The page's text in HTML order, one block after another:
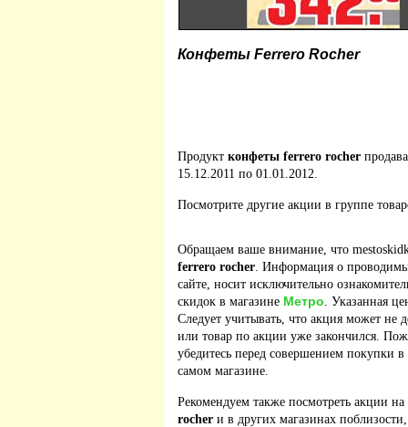
Конфеты Ferrero Rocher
Продукт конфеты ferrero rocher
15.12.2011 по 01.01.2012.
Посмотрите другие акции в группе
Обращаем ваше внимание, что
ferrero rocher. Информация о
сайте, носит исключительно
скидок в магазине Метро. Указанная
Следует учитывать, что акция может не
или товар по акции уже закончился.
убедитесь перед совершением покупки
самом магазине.
Рекомендуем также посмотреть акции
rocher и в других магазинах